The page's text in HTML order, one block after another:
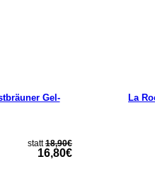
Gel-
statt18,90€
16,80€
La